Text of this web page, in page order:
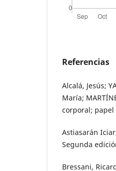
Referencias
Alcalá, Jesús;
María;
corporal; papel
Astiasarán
Segunda
Bressani,